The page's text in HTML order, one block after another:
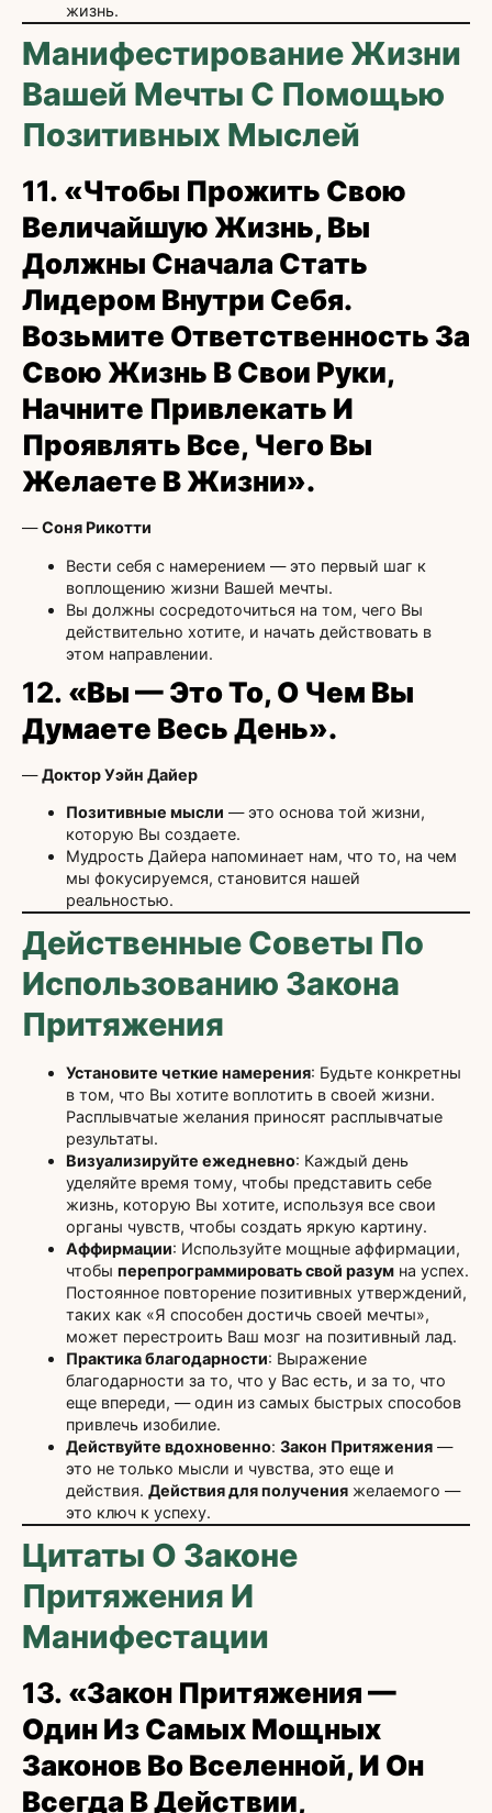
жизнь.
Манифестирование Жизни
Вашей Мечты С Помощью
Позитивных Мыслей
11. «Чтобы Прожить Свою
Величайшую Жизнь, Вы
Должны Сначала Стать
Лидером Внутри Себя.
Возьмите Ответственность За
Свою Жизнь В Свои Руки,
Начните Привлекать И
Проявлять Все, Чего Вы
Желаете В Жизни».
—Соня Рикотти
Вести себя с намерением — это первый шаг к
воплощению жизни Вашей мечты.
Вы должны сосредоточиться на том, чего Вы
действительно хотите, и начать действовать в
этом направлении.
12. «Вы — Это То, О Чем Вы
Думаете Весь День».
—Доктор Уэйн Дайер
Позитивные мысли — это основа той жизни,
которую Вы создаете.
Мудрость Дайера напоминает нам, что то, на чем
мы фокусируемся, становится нашей
реальностью.
Действенные Советы По
Использованию Закона
Притяжения
Установите четкие намерения: Будьте конкретны
в том, что Вы хотите воплотить в своей жизни.
Расплывчатые желания приносят расплывчатые
результаты.
Визуализируйте ежедневно: Каждый день
уделяйте время тому, чтобы представить себе
жизнь, которую Вы хотите, используя все свои
органы чувств, чтобы создать яркую картину.
Аффирмации: Используйте мощные аффирмации,
чтобы перепрограммировать свой разум на успех.
Постоянное повторение позитивных утверждений,
таких как «Я способен достичь своей мечты»,
может перестроить Ваш мозг на позитивный лад.
Практика благодарности: Выражение
благодарности за то, что у Вас есть, и за то, что
еще впереди, — один из самых быстрых способов
привлечь изобилие.
Действуйте вдохновенно: Закон Притяжения —
это не только мысли и чувства, это еще и
действия. Действия для получения желаемого —
это ключ к успеху.
Цитаты О Законе
Притяжения И
Манифестации
13. «Закон Притяжения —
Один Из Самых Мощных
Законов Во Вселенной, И Он
Всегда В Действии,